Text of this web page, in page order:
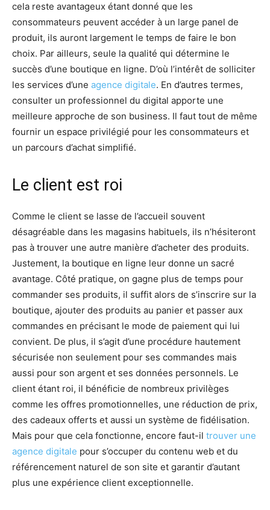
cela reste avantageux étant donné que les
consommateurs peuvent accéder à un large panel de
produit, ils auront largement le temps de faire le bon
choix. Par ailleurs, seule la qualité qui détermine le
succès d’une boutique en ligne. D’où l’intérêt de solliciter
les services d’une agence digitale. En d’autres termes,
consulter un professionnel du digital apporte une
meilleure approche de son business. Il faut tout de même
fournir un espace privilégié pour les consommateurs et
un parcours d’achat simplifié.
Le client est roi
Comme le client se lasse de l’accueil souvent
désagréable dans les magasins habituels, ils n’hésiteront
pas à trouver une autre manière d’acheter des produits.
Justement, la boutique en ligne leur donne un sacré
avantage. Côté pratique, on gagne plus de temps pour
commander ses produits, il suffit alors de s’inscrire sur la
boutique, ajouter des produits au panier et passer aux
commandes en précisant le mode de paiement qui lui
convient. De plus, il s’agit d’une procédure hautement
sécurisée non seulement pour ses commandes mais
aussi pour son argent et ses données personnels. Le
client étant roi, il bénéficie de nombreux privilèges
comme les offres promotionnelles, une réduction de prix,
des cadeaux offerts et aussi un système de fidélisation.
Mais pour que cela fonctionne, encore faut-il trouver une
agence digitale pour s’occuper du contenu web et du
référencement naturel de son site et garantir d’autant
plus une expérience client exceptionnelle.